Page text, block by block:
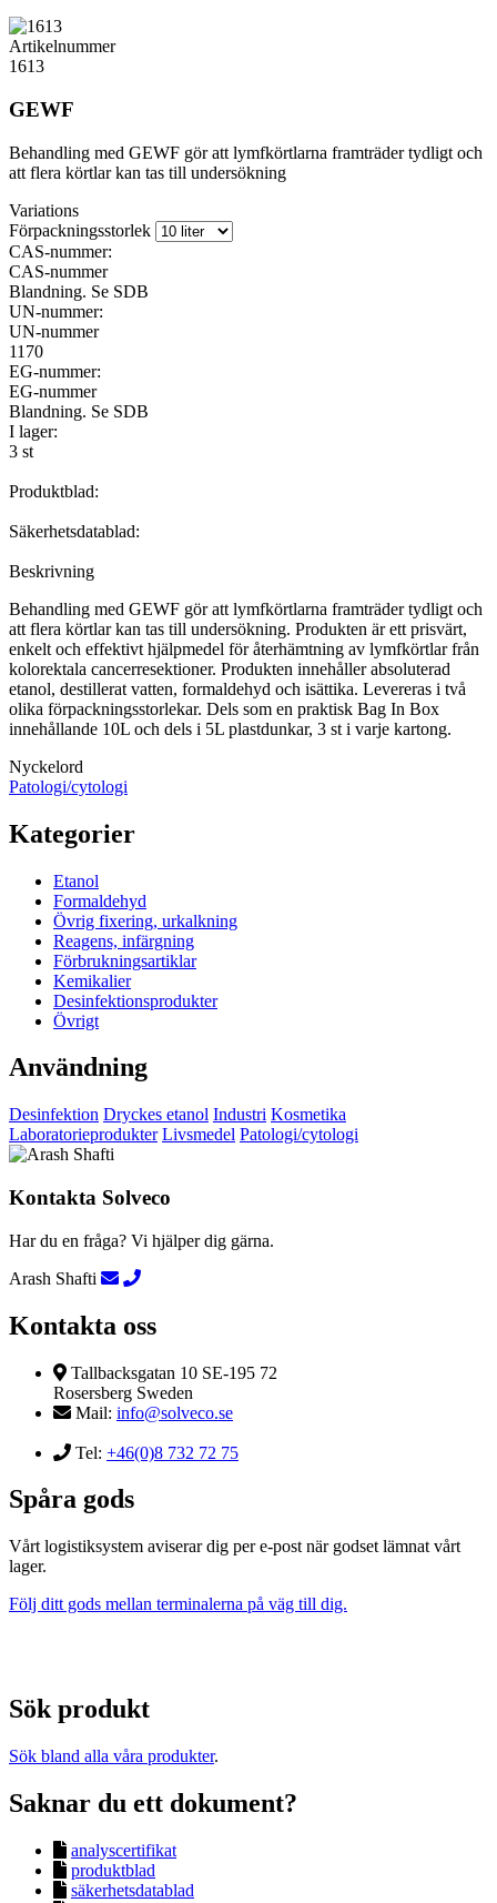
Artikelnummer
1613
GEWF
Behandling med GEWF gör att lymfkörtlarna framträder tydligt och
att flera körtlar kan tas till undersökning
Variations
Förpackningsstorlek
CAS-nummer:
CAS-nummer
Blandning. Se SDB
UN-nummer:
UN-nummer
1170
EG-nummer:
EG-nummer
Blandning. Se SDB
I lager:
3 st
Produktblad:
Säkerhetsdatablad:
Beskrivning
Behandling med GEWF gör att lymfkörtlarna framträder tydligt och
att flera körtlar kan tas till undersökning. Produkten är ett prisvärt,
enkelt och effektivt hjälpmedel för återhämtning av lymfkörtlar från
kolorektala cancerresektioner. Produkten innehåller absoluterad
etanol, destillerat vatten, formaldehyd och isättika. Levereras i två
olika förpackningsstorlekar. Dels som en praktisk Bag In Box
innehållande 10L och dels i 5L plastdunkar, 3 st i varje kartong.
Nyckelord
Patologi/cytologi
Kategorier
Etanol
Formaldehyd
Övrig fixering, urkalkning
Reagens, infärgning
Förbrukningsartiklar
Kemikalier
Desinfektionsprodukter
Övrigt
Användning
Desinfektion Dryckes etanol Industri Kosmetika
Laboratorieprodukter Livsmedel Patologi/cytologi
Kontakta Solveco
Har du en fråga? Vi hjälper dig gärna.
Arash Shafti
Kontakta oss
Tallbacksgatan 10 SE-195 72
Rosersberg Sweden
Mail: info@solveco.se
Tel: +46(0)8 732 72 75
Spåra gods
Vårt logistiksystem aviserar dig per e-post när godset lämnat vårt
lager.
Följ ditt gods mellan terminalerna på väg till dig.
Sök produkt
Sök bland alla våra produkter.
Saknar du ett dokument?
analyscertifikat
produktblad
säkerhetsdatablad